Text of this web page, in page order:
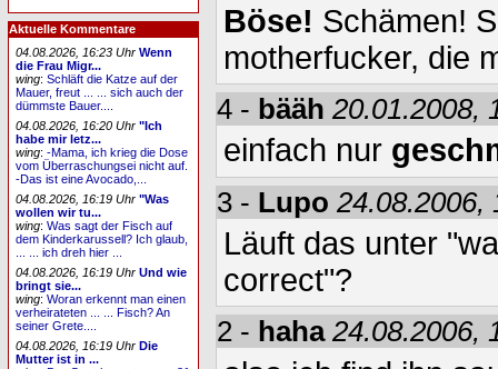
Böse! Schämen!
motherfucker, die
4 - bääh 20.01.2008,
einfach nur
3 - Lupo 24.08.2006,
Läuft das unter
correct"?
2 - haha 24.08.2006,
Aktuelle Kommentare
04.08.2026, 16:23 Uhr Wenn
die Frau Migr...
wing:Schläft die Katze auf der
Mauer, freut ... ... sich auch der
dümmste Bauer....
04.08.2026, 16:20 Uhr "Ich
habe mir letz...
wing:-Mama, ich krieg die Dose
vom Überraschungsei nicht auf.
-Das ist eine Avocado,...
04.08.2026, 16:19 Uhr "Was
wollen wir tu...
wing:Was sagt der Fisch auf
dem Kinderkarussell? Ich glaub,
... ... ich dreh hier ...
04.08.2026, 16:19 Uhr Und wie
bringt sie...
wing:Woran erkennt man einen
verheirateten ... ... Fisch? An
seiner Grete....
04.08.2026, 16:19 Uhr Die
Mutter ist in ...